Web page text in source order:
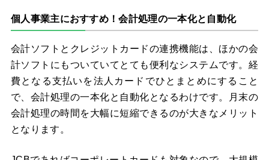
個人事業主におすすめ！会計処理の一本化と自動化
会計ソフトとクレジットカードの連携機能は、ほかの会
計ソフトにもついていてとても便利なシステムです。経
費となる支払いを法人カードでひとまとめにすること
で、会計処理の一本化と自動化となるわけです。月末の
会計処理の時間を大幅に短縮できるのが大きなメリット
となります。